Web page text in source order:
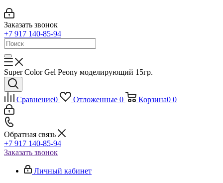
Заказать звонок
+7 917 140-85-94
Super Color Gel Peony моделирующий 15гр.
Сравнение0 Отложенные 0 Корзина0 0
Обратная связь
+7 917 140-85-94
Заказать звонок
Личный кабинет